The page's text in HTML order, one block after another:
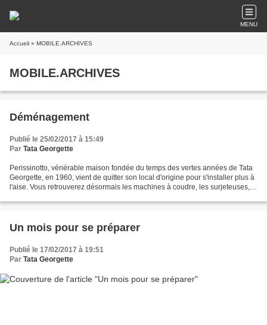
MENU
Accueil » MOBILE.ARCHIVES
MOBILE.ARCHIVES
Déménagement
Publié le 25/02/2017 à 15:49
Par Tata Georgette
Perissinotto, vénérable maison fondée du temps des vertes années de Tata
Georgette, en 1960, vient de quitter son local d'origine pour s'installer plus à
l'aise. Vous retrouverez désormais les machines à coudre, les surjeteuses,
Un mois pour se préparer
Publié le 17/02/2017 à 19:51
Par Tata Georgette